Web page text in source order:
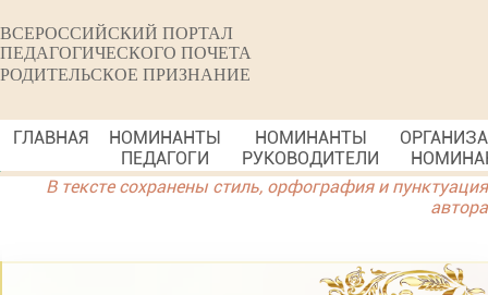
ВСЕРОССИЙСКИЙ ПОРТАЛ
ПЕДАГОГИЧЕСКОГО ПОЧЕТА
РОДИТЕЛЬСКОЕ ПРИЗНАНИЕ
ГЛАВНАЯ
НОМИНАНТЫ
ПЕДАГОГИ
НОМИНАНТЫ
РУКОВОДИТЕЛИ
В тексте сохранены стиль, орфография и пунктуация
автора